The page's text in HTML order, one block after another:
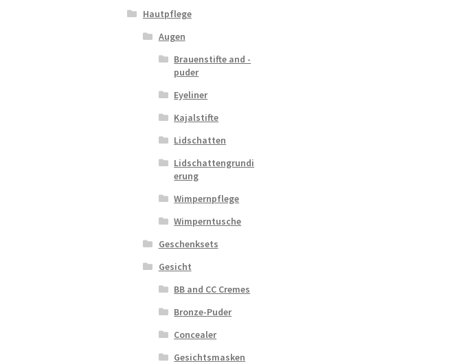
Hautpflege
Augen
Brauenstifte and -
puder
Eyeliner
Kajalstifte
Lidschatten
Lidschattengrundi
erung
Wimpernpflege
Wimperntusche
Geschenksets
Gesicht
BB and CC Cremes
Bronze-Puder
Concealer
Gesichtsmasken